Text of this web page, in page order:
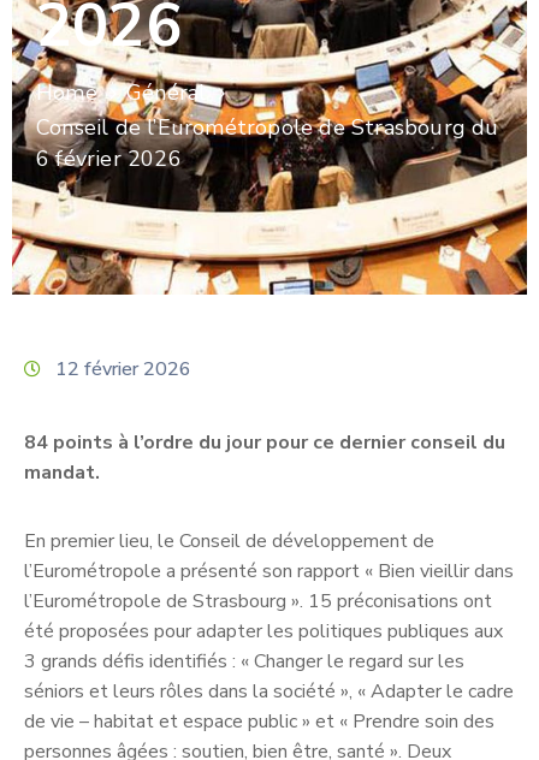
2026
Home
Général
Conseil de l’Eurométropole de Strasbourg du
6 février 2026
12 février 2026
84 points à l’ordre du jour pour ce dernier conseil du
mandat.
En premier lieu, le Conseil de développement de
l’Eurométropole a présenté son rapport « Bien vieillir dans
l’Eurométropole de Strasbourg ». 15 préconisations ont
été proposées pour adapter les politiques publiques aux
3 grands défis identifiés : « Changer le regard sur les
séniors et leurs rôles dans la société », « Adapter le cadre
de vie – habitat et espace public » et « Prendre soin des
personnes âgées : soutien, bien être, santé ». Deux